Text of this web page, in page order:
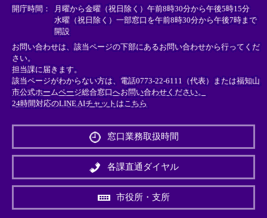
＞
＞
＞
開庁時間：
月曜から金曜（祝日除く）午前8時30分から午後5時15分
水曜（祝日除く）一部窓口を午前8時30分から午後7時まで
開設
お問い合わせは、該当ページの下部にあるお問い合わせから行ってくだ
さい。
担当課に届きます。
該当ページがわからない方は、電話0773-22-6111（代表）または福知山
市公式ホームページ総合窓口へお問い合わせください。
24時間対応のLINE AIチャットはこちら
外
リ
ン
＞
窓口業務取扱時間
各課直通ダイヤル
市役所・支所